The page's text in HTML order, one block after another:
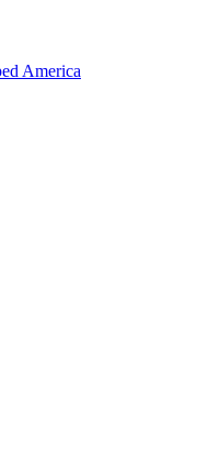
America